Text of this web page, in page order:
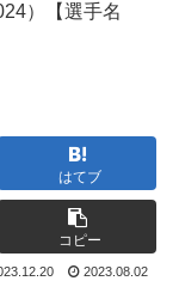
）【選手名
はてブ
コピー
2023.08.02